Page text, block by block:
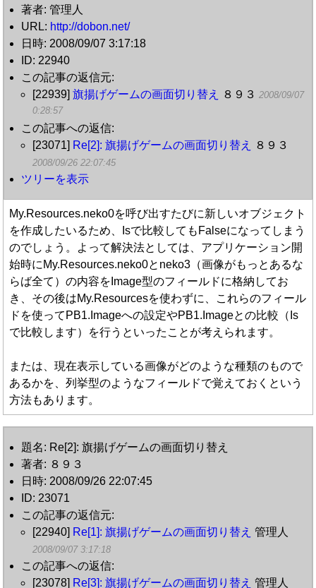
著者: 管理人
URL: http://dobon.net/
日時: 2008/09/07 3:17:18
ID: 22940
この記事の返信元:
[22939] 旗揚げゲームの画面切り替え ８９３ 2008/09/07
0:28:57
この記事への返信:
[23071] Re[2]: 旗揚げゲームの画面切り替え ８９３
2008/09/26 22:07:45
ツリーを表示
My.Resources.neko0を呼び出すたびに新しいオブジェクト
を作成したいるため、Isで比較してもFalseになってしまう
のでしょう。よって解決法としては、アプリケーション開
始時にMy.Resources.neko0とneko3（画像がもっとあるな
らば全て）の内容をImage型のフィールドに格納してお
き、その後はMy.Resourcesを使わずに、これらのフィール
ドを使ってPB1.Imageへの設定やPB1.Imageとの比較（Is
で比較します）を行うといったことが考えられます。
または、現在表示している画像がどのような種類のもので
あるかを、列挙型のようなフィールドで覚えておくという
方法もあります。
題名: Re[2]: 旗揚げゲームの画面切り替え
著者: ８９３
日時: 2008/09/26 22:07:45
ID: 23071
この記事の返信元:
[22940] Re[1]: 旗揚げゲームの画面切り替え 管理人
2008/09/07 3:17:18
この記事への返信:
[23078] Re[3]: 旗揚げゲームの画面切り替え 管理人